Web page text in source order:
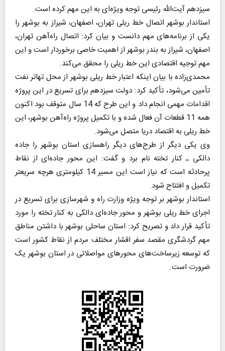
سیزدهم آیت‌الله رئیسی توجه ویژه‌ای به این مهم کرده است.
استاندار بوشهر اتصال خط ریلی تهران، اصفهان، شیراز به بوشهر را
یکی از برنامه‌های مهم دانست و بیان کرد: اتصال راه‌آهن تهران،
اصفهان، شیراز به بندر بوشهر از اهمیت خاصی برخوردار است و این
مهم توجیه اقتصادی این خط ریلی را محقق می‌کند.
محمدی‌زاده با بیان اینکه اعتبار خط ریلی بوشهر از محل تهاتر نفت
تأمین می‌شود، تأکید کرد: دولت سیزدهم برای تسریع در این پروژه
اقدامات مهمی انجام داد و این طرح که 14 سال متوقف بود اکنون
همه 11 قطعات آن فعال شده و با تکمیل پروژه راه‌آهن بوشهر، این
خط ریلی به اقتصاد دریا متصل می‌شود.
وی یکی دیگر از طرح‌های دیگر راهسازی استان بوشهر را جاده
دالکی ـ کنار تخته نام برد و گفت: این محور جاده‌ای از نقاط
پرحادثه است که نیاز است این مسیر 14 کیلومتری هرچه سریعتر
تکمیل و افتتاح شود.
استاندار بوشهر بر توجه ویژه وزارت راه و شهرسازی برای تسریع در
اجرای خط ریلی بوشهر و محور جاده‌ای دالکی به کنار تخته را مورد
تأکید قرار داد و تصریح کرد: استان ساحلی بوشهر با داشتن مناطق
مهم گردشگری مقصد سفر اقشار مختلف مردم از نقاط کشور است
که توسعه زیرساخت‌های محورهای مواصلاتی در استان بوشهر یک
ضرورت است.